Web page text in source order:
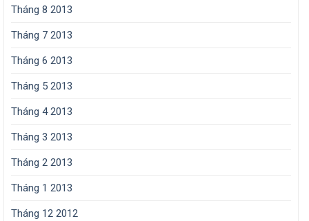
Tháng 8 2013
Tháng 7 2013
Tháng 6 2013
Tháng 5 2013
Tháng 4 2013
Tháng 3 2013
Tháng 2 2013
Tháng 1 2013
Tháng 12 2012